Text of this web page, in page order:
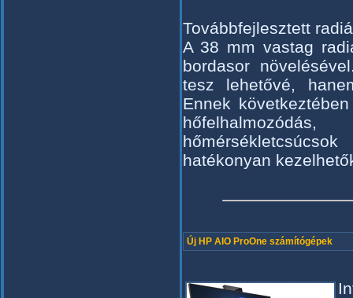
Továbbfejlesztett
A 38 mm vastag
bordasor
tesz lehetővé,
Ennek
hatékonyan
Új HP AIO ProOne számítógépek